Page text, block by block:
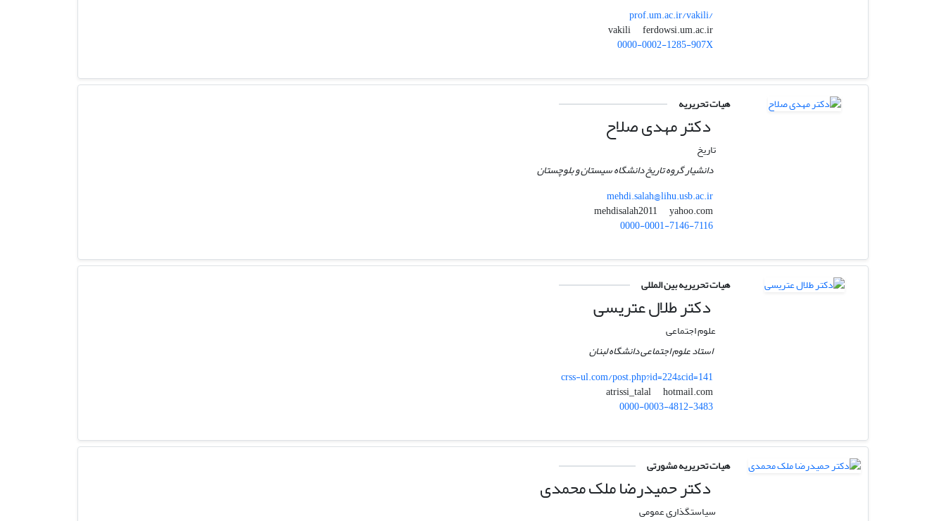
prof.um.ac.ir/vakili/
ferdowsi.um.ac.ir
0000-0002-1285-907X
هیات تحریریه
دکتر مهدی صلاح
تاریخ
دانشیار گروه تاریخ دانشگاه سیستان و بلوچستان
mehdi.salah@lihu.usb.ac.ir
yahoo.com
0000-0001-7146-7116
هیات تحریریه بین المللی
دکتر طلال عتریسی
علوم اجتماعی
استاد علوم اجتماعی دانشگاه لبنان
crss-ul.com/post.php?id=224&cid=141
hotmail.com
0000-0003-4812-3483
هیات تحریریه مشورتی
دکتر حمیدرضا ملک محمدی
سیاستگذاری عمومی